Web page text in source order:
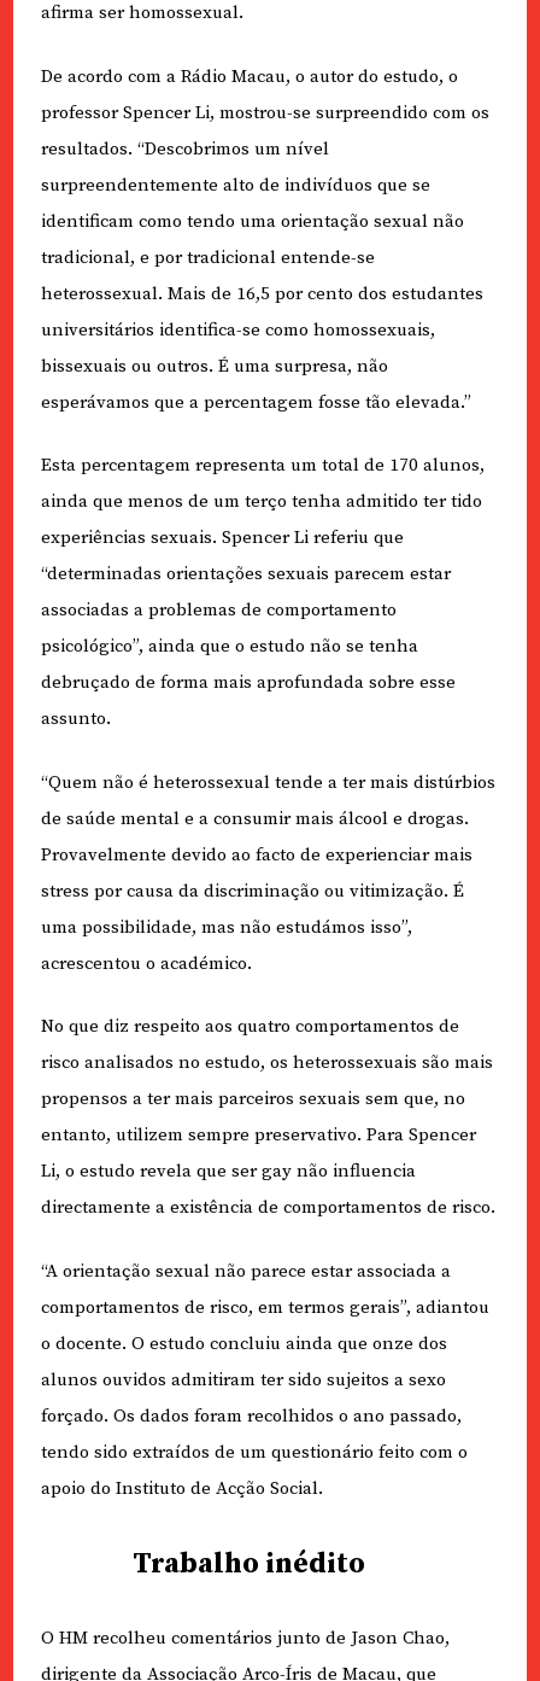
afirma ser homossexual.
De acordo com a Rádio Macau, o autor do estudo, o
professor Spencer Li, mostrou-se surpreendido com os
resultados. “Descobrimos um nível
surpreendentemente alto de indivíduos que se
identificam como tendo uma orientação sexual não
tradicional, e por tradicional entende-se
heterossexual. Mais de 16,5 por cento dos estudantes
universitários identifica-se como homossexuais,
bissexuais ou outros. É uma surpresa, não
esperávamos que a percentagem fosse tão elevada.”
Esta percentagem representa um total de 170 alunos,
ainda que menos de um terço tenha admitido ter tido
experiências sexuais. Spencer Li referiu que
“determinadas orientações sexuais parecem estar
associadas a problemas de comportamento
psicológico”, ainda que o estudo não se tenha
debruçado de forma mais aprofundada sobre esse
assunto.
“Quem não é heterossexual tende a ter mais distúrbios
de saúde mental e a consumir mais álcool e drogas.
Provavelmente devido ao facto de experienciar mais
stress por causa da discriminação ou vitimização. É
uma possibilidade, mas não estudámos isso”,
acrescentou o académico.
No que diz respeito aos quatro comportamentos de
risco analisados no estudo, os heterossexuais são mais
propensos a ter mais parceiros sexuais sem que, no
entanto, utilizem sempre preservativo. Para Spencer
Li, o estudo revela que ser gay não influencia
directamente a existência de comportamentos de risco.
“A orientação sexual não parece estar associada a
comportamentos de risco, em termos gerais”, adiantou
o docente. O estudo concluiu ainda que onze dos
alunos ouvidos admitiram ter sido sujeitos a sexo
forçado. Os dados foram recolhidos o ano passado,
tendo sido extraídos de um questionário feito com o
apoio do Instituto de Acção Social.
Trabalho inédito
O HM recolheu comentários junto de Jason Chao,
dirigente da Associação Arco-Íris de Macau, que